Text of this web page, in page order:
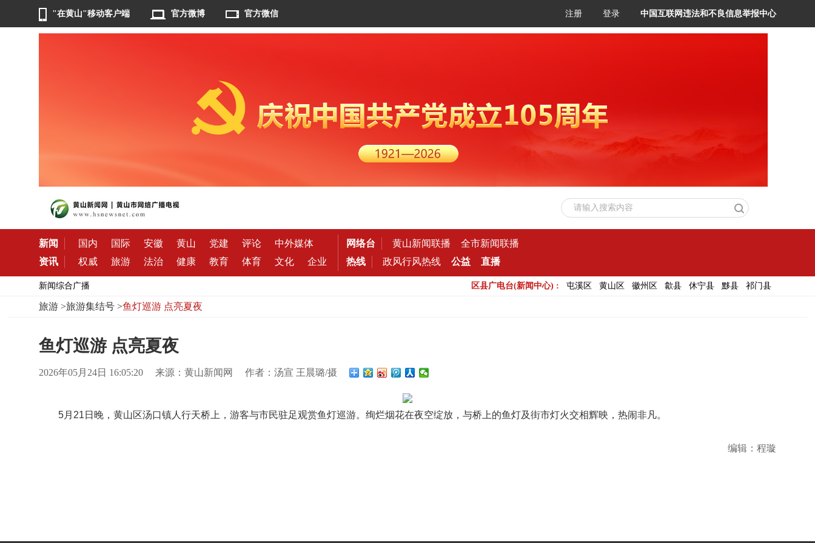
"在黄山"移动客户端 官方微博 官方微信 注册 登录 中国互联网违法和不良信息举报中心
请输入搜索内容
新闻 国内 国际 安徽 黄山 党建 评论
中外媒体
资讯
权威 旅游 法治 健康 教育 体育 文化 企业
网络台 黄山新闻联播
全市新闻联播
热线
政风行风热线 公益 直播
新闻综合广播 区县广电台(新闻中心) : 屯溪区 黄山区 徽州区 歙县 休宁县 黟县 祁门县
旅游>旅游集结号>鱼灯巡游 点亮夏夜
鱼灯巡游 点亮夏夜
2026年05月24日 16:05:20 来源：黄山新闻网 作者：汤宣 王晨璐/摄
5月21日晚，黄山区汤口镇人行天桥上，游客与市民驻足观赏鱼灯巡游。绚烂烟花在夜空绽放，与桥上的鱼灯及街市灯火交相辉映，热闹非凡。
编辑：程璇